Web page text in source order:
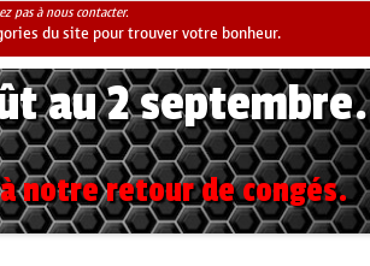
pas à nous contacter.
du site pour trouver votre bonheur.
au 2 septembre.
notre retour de congés.